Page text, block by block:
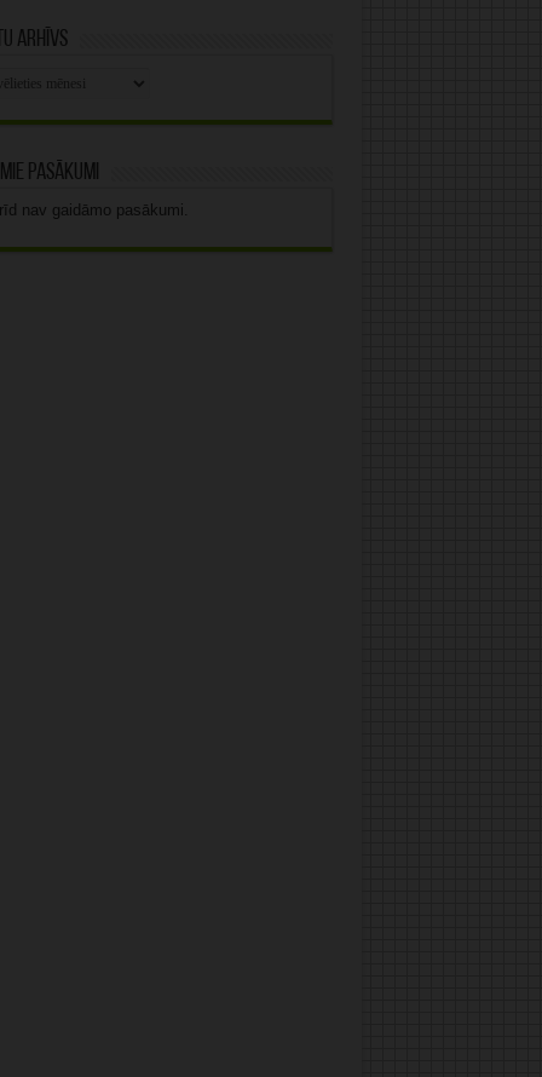
arhīvs
pasākumi
nav gaidāmo pasākumi.